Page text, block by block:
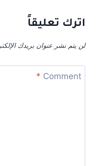
اترك تعليقاً
لن يتم نشر عنوان بريدك
Comment
*